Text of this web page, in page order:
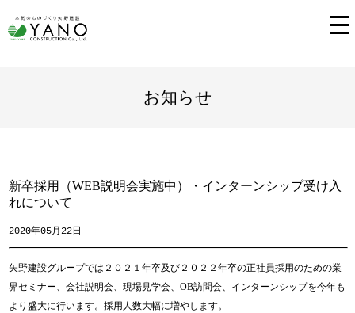
お知らせ
新卒採用（WEB説明会実施中）・インターンシップ受け入
れについて
2020年05月22日
矢野建設グループでは２０２１年卒及び２０２２年卒の正社員採用のための業
界セミナー、会社説明会、現場見学会、OB訪問会、インターンシップを今年も
より盛大に行います。採用人数大幅に増やします。